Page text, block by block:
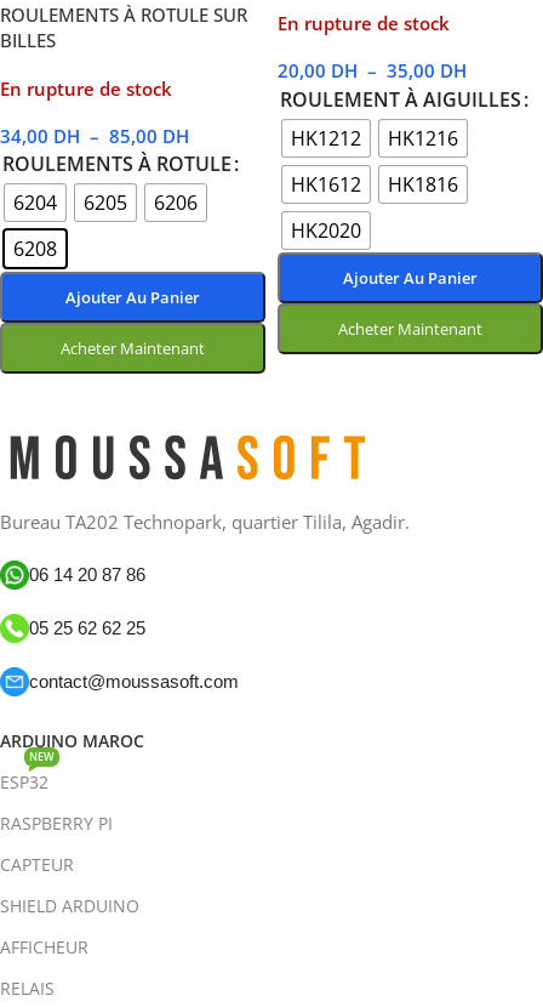
ROULEMENTS À ROTULE SUR
BILLES
En rupture de stock
34,00 DH – 85,00 DH
ROULEMENTS À ROTULE
6204
6205
6206
6208
Ajouter Au Panier
Acheter Maintenant
En rupture de stock
20,00 DH – 35,00 DH
ROULEMENT À AIGUILLES
HK1212
HK1216
HK1612
HK1816
HK2020
Ajouter Au Panier
Acheter Maintenant
Bureau TA202 Technopark, quartier Tilila, Agadir.
06 14 20 87 86
05 25 62 62 25
contact@moussasoft.com
ARDUINO MAROC
ESP32
NEW
RASPBERRY PI
CAPTEUR
SHIELD ARDUINO
AFFICHEUR
RELAIS